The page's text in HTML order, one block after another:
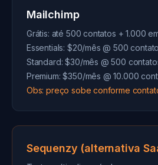
Mailchimp
Grátis: até 500 contatos + 1.000
Essentials: $20/mês @ 500
Standard: $30/mês @ 500
Premium: $350/mês @ 10.000
Obs: preço sobe conforme
Sequenzy (alternativa